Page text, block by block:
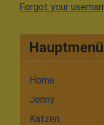
Forgot your
Hauptmenü
Home
Jenny
Katzen